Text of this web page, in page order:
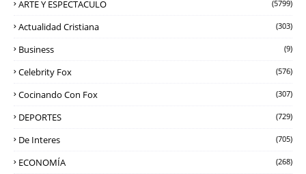
ARTE Y ESPECTACULO (5799)
Actualidad Cristiana (303)
Business (9)
Celebrity Fox (576)
Cocinando Con Fox (307)
DEPORTES (729)
De Interes (705)
ECONOMÍA (268)